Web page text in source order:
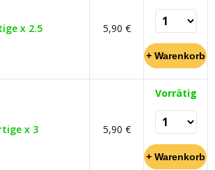
x 2.5 5,90 €
x 3 5,90 €
Vorrätig